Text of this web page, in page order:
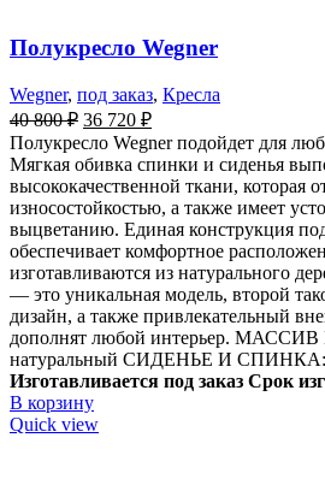
Полукресло Wegner
Wegner, под заказ, Кресла
40 800₽ 36 720 ₽
Полукресло Wegner подойдет для
Мягкая обивка спинки и сиденья
высококачественной ткани, которая
износостойкостью, а также имеет
выцветанию. Единая конструкция
обеспечивает комфортное
изготавливаются из натурального
— это уникальная модель, второй
дизайн, а также привлекательный
дополнят любой интерьер.
натуральный СИДЕНЬЕ И СПИНКА:
Изготавливается под заказ Срок
В корзину
Quick view